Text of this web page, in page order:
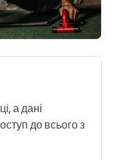
а дані
до всього з